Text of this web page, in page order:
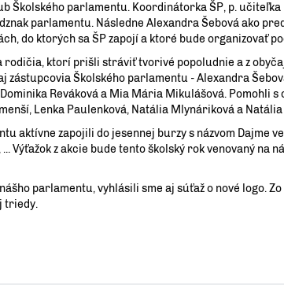
Školského parlamentu. Koordinátorka ŠP, p.
parlamentu. Následne Alexandra Šebová ako
do ktorých sa ŠP zapojí a ktoré bude organizovať
ktorí prišli stráviť tvorivé popoludnie a z
zástupcovia Školského parlamentu - Alexandra
Reváková a Mia Mária Mikulášová. Pomohli
Lenka Paulenková, Natália Mlynáriková a
aktívne zapojili do jesennej burzy s názvom Dajme
Výťažok z akcie bude tento školský rok venovaný na
parlamentu, vyhlásili sme aj súťaž o nové logo.
triedy.